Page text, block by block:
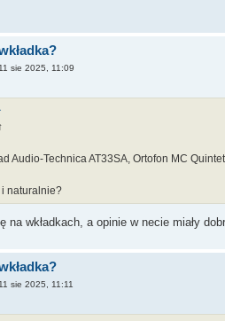
11 sie 2025, 11:09
Audio-Technica AT33SA, Ortofon MC
i naturalnie?
na wkładkach, a opinie w necie miały
11 sie 2025, 11:11